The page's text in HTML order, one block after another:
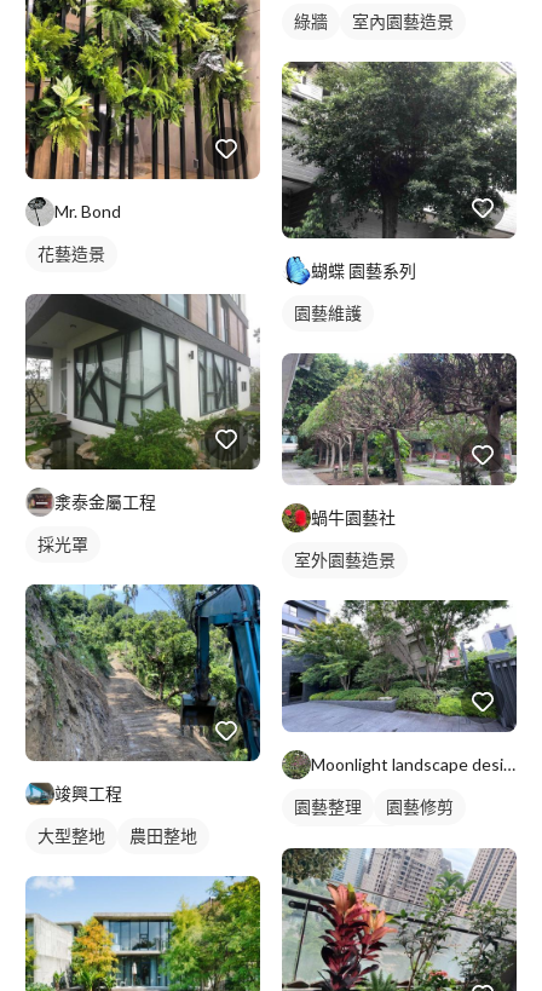
Mr. Bond
花藝造景
淾泰金屬工程
採光罩
竣興工程
大型整地 農田整地
綠牆 室內園藝造景
蝴蝶 園藝系列
園藝維護
蝸牛園藝社
室外園藝造景
Moonlight landscape design
園藝整理
園藝修剪